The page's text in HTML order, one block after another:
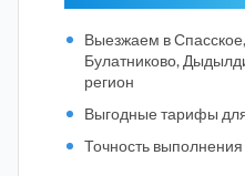
Выезжаем в
Булатниково,
регион
Выгодные тарифы
Точность